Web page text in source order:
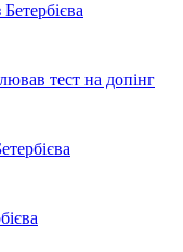
тест на допінг